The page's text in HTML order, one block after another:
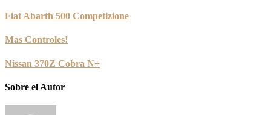
Fiat Abarth 500 Competizione
Mas Controles!
Nissan 370Z Cobra N+
Sobre el Autor